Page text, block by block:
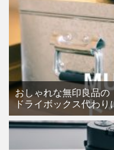
おしゃれな無印良品の
ドライボックス代わり